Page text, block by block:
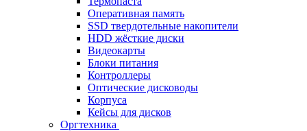
Оперативная память
SSD твердотельные накопители
HDD жёсткие диски
Видеокарты
Блоки питания
Контроллеры
Оптические дисководы
Корпуса
Кейсы для дисков
Оргтехника